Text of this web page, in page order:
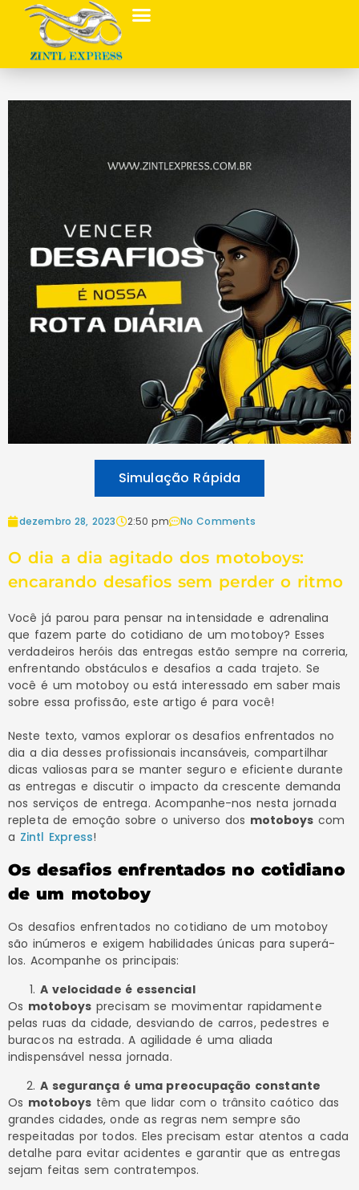
Simulação Rápida
dezembro 28, 2023 2:50 pm No Comments
O dia a dia agitado dos motoboys:
encarando desafios sem perder o ritmo
Você já parou para pensar na intensidade e adrenalina
que fazem parte do cotidiano de um motoboy? Esses
verdadeiros heróis das entregas estão sempre na correria,
enfrentando obstáculos e desafios a cada trajeto. Se
você é um motoboy ou está interessado em saber mais
sobre essa profissão, este artigo é para você!
Neste texto, vamos explorar os desafios enfrentados no
dia a dia desses profissionais incansáveis, compartilhar
dicas valiosas para se manter seguro e eficiente durante
as entregas e discutir o impacto da crescente demanda
nos serviços de entrega. Acompanhe-nos nesta jornada
repleta de emoção sobre o universo dos motoboys com
a Zintl Express!
Os desafios enfrentados no cotidiano
de um motoboy
Os desafios enfrentados no cotidiano de um motoboy
são inúmeros e exigem habilidades únicas para superá-
los. Acompanhe os principais:
A velocidade é essencial
Os motoboys precisam se movimentar rapidamente
pelas ruas da cidade, desviando de carros, pedestres e
buracos na estrada. A agilidade é uma aliada
indispensável nessa jornada.
A segurança é uma preocupação constante
Os motoboys têm que lidar com o trânsito caótico das
grandes cidades, onde as regras nem sempre são
respeitadas por todos. Eles precisam estar atentos a cada
detalhe para evitar acidentes e garantir que as entregas
sejam feitas sem contratempos.